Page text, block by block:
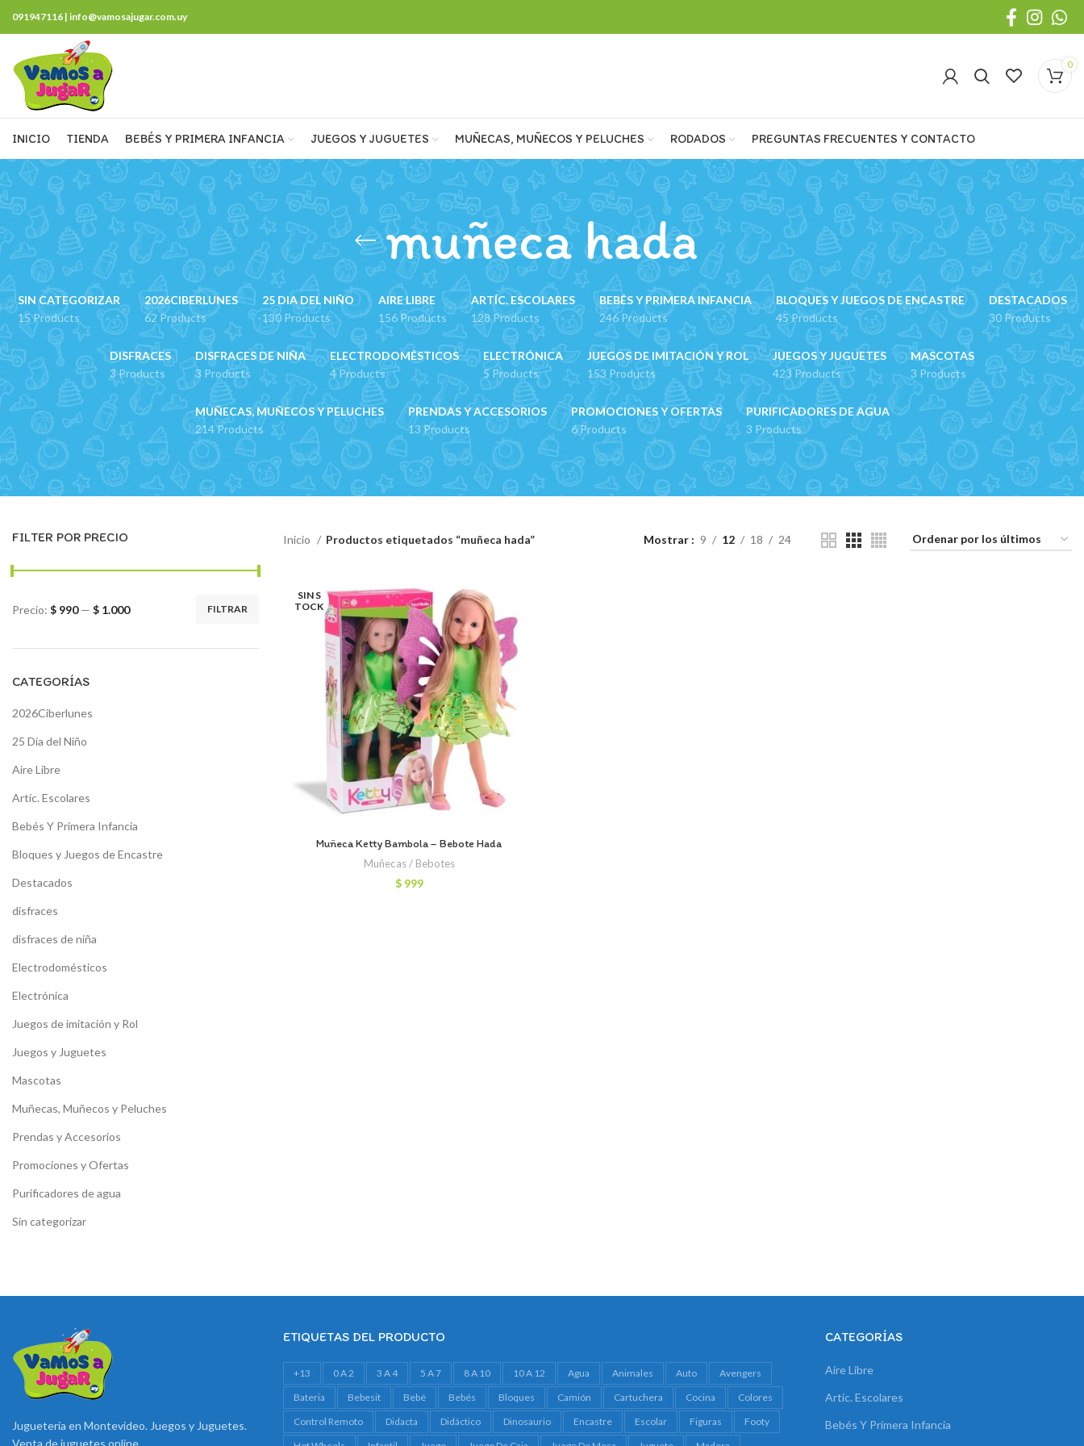
091947116 | info@vamosajugar.com.uy
0
INICIO TIENDA BEBÉS Y PRIMERA INFANCIA JUEGOS Y JUGUETES MUÑECAS, MUÑECOS Y PELUCHES RODADOS PREGUNTAS FRECUENTES Y CONTACTO
muñeca hada
SIN CATEGORIZAR
15 Products
2026CIBERLUNES
62 Products
25 DIA DEL NIÑO
130 Products
AIRE LIBRE
156 Products
ARTÍC. ESCOLARES
128 Products
BEBÉS Y PRIMERA INFANCIA
246 Products
BLOQUES Y JUEGOS DE ENCASTRE
45 Products
DESTACADOS
30 Products
DISFRACES
3 Products
DISFRACES DE NIÑA
3 Products
ELECTRODOMÉSTICOS
4 Products
ELECTRÓNICA
5 Products
JUEGOS DE IMITACIÓN Y ROL
153 Products
JUEGOS Y JUGUETES
423 Products
MASCOTAS
3 Products
MUÑECAS, MUÑECOS Y PELUCHES
214 Products
PRENDAS Y ACCESORIOS
13 Products
PROMOCIONES Y OFERTAS
6 Products
PURIFICADORES DE AGUA
3 Products
FILTER POR PRECIO
FILTRAR
Precio: $ 990— $ 1.000
CATEGORÍAS
2026Ciberlunes
25 Dia del Niño
Aire Libre
Artíc. Escolares
Bebés Y Primera Infancia
Bloques y Juegos de Encastre
Destacados
disfraces
disfraces de niña
Electrodomésticos
Electrónica
Juegos de imitación y Rol
Juegos y Juguetes
Mascotas
Muñecas, Muñecos y Peluches
Prendas y Accesorios
Promociones y Ofertas
Purificadores de agua
Sin categorizar
Inicio Productos etiquetados “muñeca hada” Mostrar 9 12 18 24
SIN S
TOCK
Muñeca Ketty Bambola – Bebote Hada
Muñecas / Bebotes
$999
Juguetería en Montevideo. Juegos y Juguetes.
Venta de juguetes online
ETIQUETAS DEL PRODUCTO
+13 0 A 2 3 A 4 5 A 7 8 A 10 10 A 12 Agua Animales Auto
Avengers
Bateria
Bebesit Bebé Bebés Bloques Camión Cartuchera Cocina
Colores
Control Remoto
Didacta Didáctico Dinosaurio Encastre Escolar Figuras
Footy
CATEGORÍAS
Aire Libre
Artíc. Escolares
Bebés Y Primera Infancia